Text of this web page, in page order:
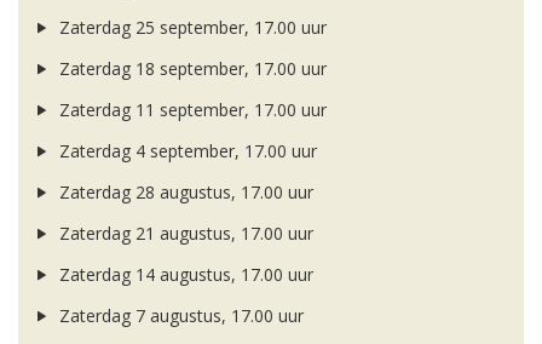
Zaterdag 25 september, 17.00 uur
Zaterdag 18 september, 17.00 uur
Zaterdag 11 september, 17.00 uur
Zaterdag 4 september, 17.00 uur
Zaterdag 28 augustus, 17.00 uur
Zaterdag 21 augustus, 17.00 uur
Zaterdag 14 augustus, 17.00 uur
Zaterdag 7 augustus, 17.00 uur